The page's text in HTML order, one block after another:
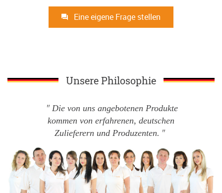
Eine eigene Frage stellen
Unsere Philosophie
Die von uns angebotenen Produkte
kommen von erfahrenen, deutschen
Zulieferern und Produzenten.